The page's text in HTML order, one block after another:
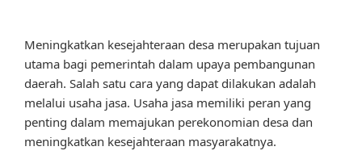
Meningkatkan kesejahteraan desa merupakan tujuan
utama bagi pemerintah dalam upaya pembangunan
daerah. Salah satu cara yang dapat dilakukan adalah
melalui usaha jasa. Usaha jasa memiliki peran yang
penting dalam memajukan perekonomian desa dan
meningkatkan kesejahteraan masyarakatnya.